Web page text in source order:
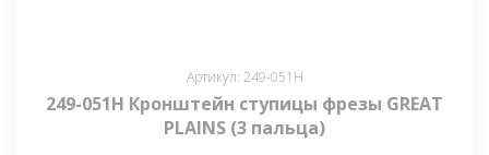
Артикул: 249-051Н
249-051Н Кронштейн ступицы фрезы GREAT
PLAINS (3 пальца)